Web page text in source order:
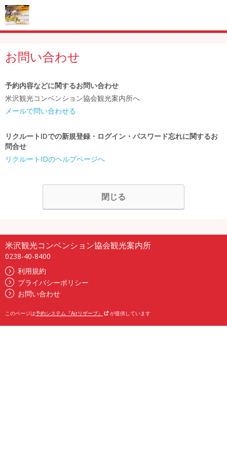
お問い合わせ
予約内容などに関するお問い合わせ
米沢観光コンベンション協会観光案内所へ
メールで問い合わせる
リクルートIDでの新規登録・ログイン・パスワード忘れに関するお
問合せ
リクルートIDのヘルプページへ
閉じる
米沢観光コンベンション協会観光案内所
0238-40-8400
利用規約
プライバシーポリシー
お問い合わせ
このページは予約システム『Airリザーブ』 が提供しています